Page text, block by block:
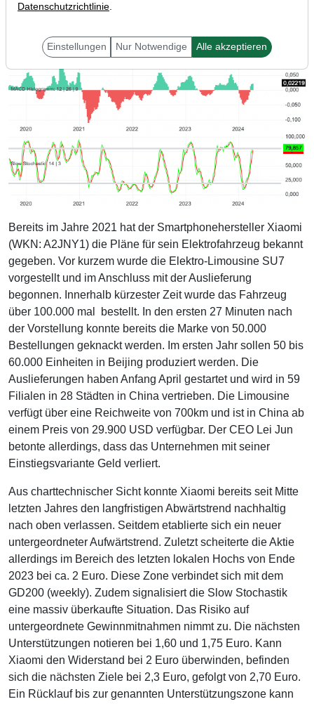
Bereits im Jahre 2021 hat der Smartphonehersteller Xiaomi
(WKN: A2JNY1) die Pläne für sein Elektrofahrzeug bekannt
gegeben. Vor kurzem wurde die Elektro-Limousine SU7
vorgestellt und im Anschluss mit der Auslieferung
begonnen. Innerhalb kürzester Zeit wurde das Fahrzeug
über 100.000 mal bestellt. In den ersten 27 Minuten nach
der Vorstellung konnte bereits die Marke von 50.000
Bestellungen geknackt werden. Im ersten Jahr sollen 50 bis
60.000 Einheiten in Beijing produziert werden. Die
Auslieferungen haben Anfang April gestartet und wird in 59
Filialen in 28 Städten in China vertrieben. Die Limousine
verfügt über eine Reichweite von 700km und ist in China ab
einem Preis von 29.900 USD verfügbar. Der CEO Lei Jun
betonte allerdings, dass das Unternehmen mit seiner
Einstiegsvariante Geld verliert.
Aus charttechnischer Sicht konnte Xiaomi bereits seit Mitte
letzten Jahres den langfristigen Abwärtstrend nachhaltig
nach oben verlassen. Seitdem etablierte sich ein neuer
untergeordneter Aufwärtstrend. Zuletzt scheiterte die Aktie
allerdings im Bereich des letzten lokalen Hochs von Ende
2023 bei ca. 2 Euro. Diese Zone verbindet sich mit dem
GD200 (weekly). Zudem signalisiert die Slow Stochastik
eine massiv überkaufte Situation. Das Risiko auf
untergeordnete Gewinnmitnahmen nimmt zu. Die nächsten
Unterstützungen notieren bei 1,60 und 1,75 Euro. Kann
Xiaomi den Widerstand bei 2 Euro überwinden, befinden
sich die nächsten Ziele bei 2,3 Euro, gefolgt von 2,70 Euro.
Ein Rücklauf bis zur genannten Unterstützungszone kann
Datenschutzrichtlinie.
Einstellungen Nur Notwendige Alle akzeptieren